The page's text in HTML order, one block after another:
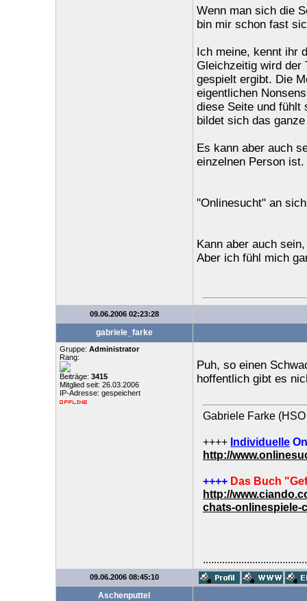
Wenn man sich die
bin mir schon fast
Ich meine, kennt ihr
Gleichzeitig wird der
gespielt ergibt. Die
eigentlichen
diese Seite und fühlt
bildet sich das
Es kann aber auch
einzelnen Person
"Onlinesucht" an
Kann aber auch
Aber ich fühl mich
09.06.2006 02:23:28
gabriele_farke
Gruppe: Administrator
Rang:
Beiträge: 3415
Mitglied seit: 26.03.2006
IP-Adresse: gespeichert
Puh, so einen
hoffentlich gibt es
Gabriele Farke (HSO
++++ Individuelle
http://
++++ Das Buch
http://
chats-onlinespiele-
09.06.2006 08:45:10
Aschenputtel